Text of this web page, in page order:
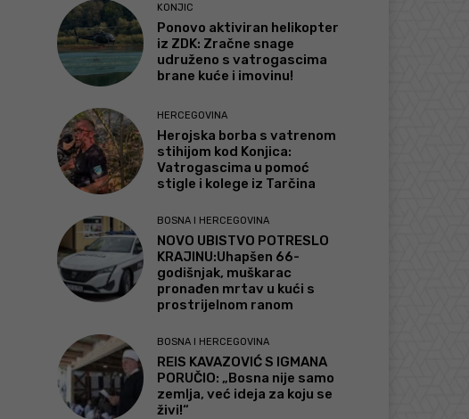
KONJIC
Ponovo aktiviran helikopter
iz ZDK: Zračne snage
udruženo s vatrogascima
brane kuće i imovinu!
HERCEGOVINA
Herojska borba s vatrenom
stihijom kod Konjica:
Vatrogascima u pomoć
stigle i kolege iz Tarčina
BOSNA I HERCEGOVINA
NOVO UBISTVO POTRESLO
KRAJINU:Uhapšen 66-
godišnjak, muškarac
pronađen mrtav u kući s
prostrijelnom ranom
BOSNA I HERCEGOVINA
REIS KAVAZOVIĆ S IGMANA
PORUČIO: „Bosna nije samo
zemlja, već ideja za koju se
živi!“